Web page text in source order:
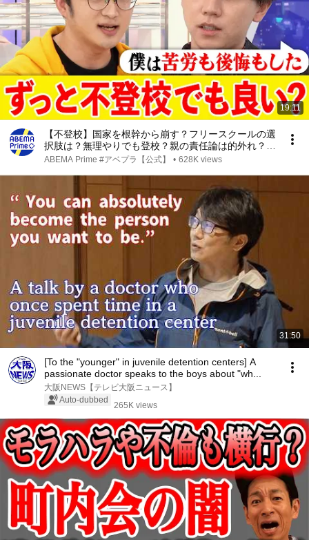
19:11
【不登校】国家を根幹から崩す？フリースクールの選
択肢は？無理やりでも登校？親の責任論は的外れ？大
空幸星&元当事者｜アベプラ
ABEMA Prime #アベプラ【公式】 • 628K views
31:50
[To the "younger" in juvenile detention centers] A
passionate doctor speaks to the boys about "wh...
大阪NEWS【テレビ大阪ニュース】
Auto-dubbed
265K views